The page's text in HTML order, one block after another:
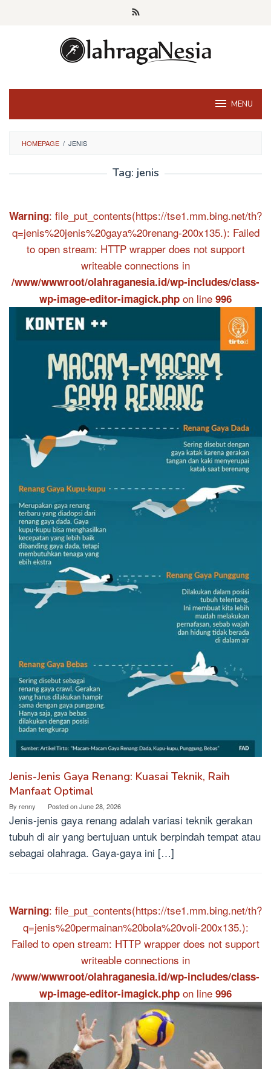
MENU
HOMEPAGE / JENIS
Tag: jenis
Warning: file_put_contents(https://tse1.mm.bing.net/th?
q=jenis%20jenis%20gaya%20renang-200x135.): Failed
to open stream: HTTP wrapper does not support
writeable connections in
/www/wwwroot/olahraganesia.id/wp-includes/class-
wp-image-editor-imagick.php on line 996
Jenis-Jenis Gaya Renang: Kuasai Teknik, Raih
Manfaat Optimal
By renny Posted onJune 28, 2026
Jenis-jenis gaya renang adalah variasi teknik gerakan
tubuh di air yang bertujuan untuk berpindah tempat atau
sebagai olahraga. Gaya-gaya ini […]
Warning: file_put_contents(https://tse1.mm.bing.net/th?
q=jenis%20permainan%20bola%20voli-200x135.):
Failed to open stream: HTTP wrapper does not support
writeable connections in
/www/wwwroot/olahraganesia.id/wp-includes/class-
wp-image-editor-imagick.php on line 996